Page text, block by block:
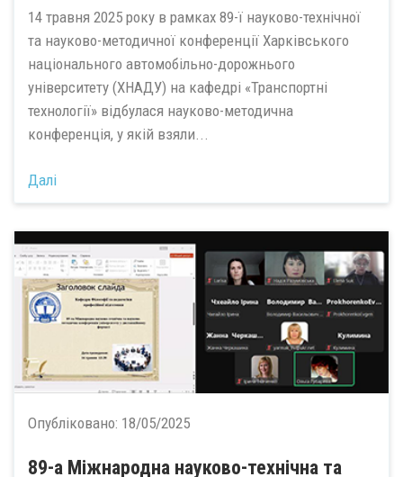
14 травня 2025 року в рамках 89-ї науково-технічної
та науково-методичної конференції Харківського
національного автомобільно-дорожнього
університету (ХНАДУ) на кафедрі «Транспортні
технології» відбулася науково-методична
конференція, у якій взяли...
Далі
Опубліковано: 18/05/2025
89-а Міжнародна науково-технічна та